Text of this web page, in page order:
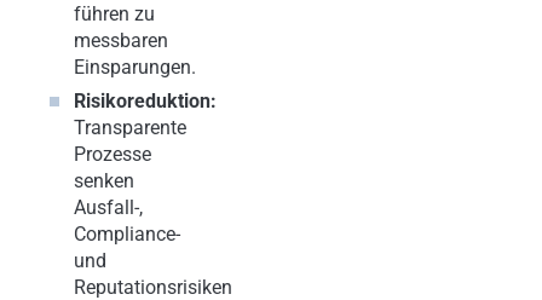
führen zu
messbaren
Einsparungen.
Risikoreduktion:
Transparente
Prozesse
senken
Ausfall-,
Compliance-
und
Reputationsrisiken